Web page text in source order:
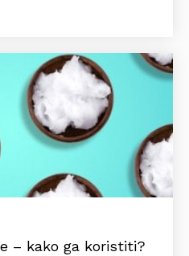
– kako ga koristiti?